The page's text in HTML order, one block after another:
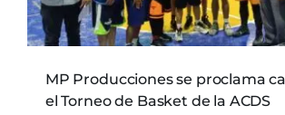
MP Producciones se proclama
el Torneo de Basket de la ACDS